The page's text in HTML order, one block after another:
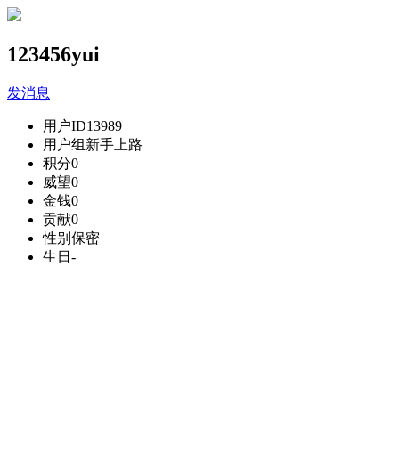
123456yui
发消息
用户ID13989
用户组 新手上路
积分0
威望0
金钱0
贡献0
性别 保密
生日 -